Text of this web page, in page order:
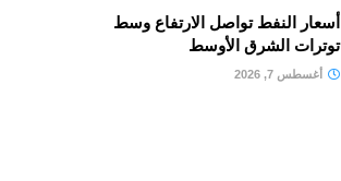
أسعار النفط تواصل الارتفاع وسط
توترات الشرق الأوسط
أغسطس 7, 2026